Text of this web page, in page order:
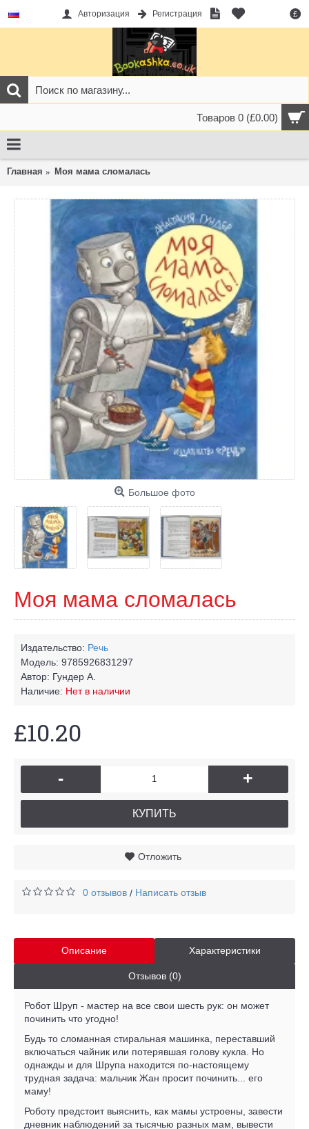
£
Авторизация Регистрация
Товаров 0 (£0.00)
Главная Моя мама сломалась
Большое фото
Моя мама сломалась
Издательство: Речь
Модель: 9785926831297
Автор: Гундер А.
Наличие: Нет в наличии
£10.20
- +
КУПИТЬ
Отложить
0 отзывов / Написать отзыв
Описание Характеристики
Отзывов (0)
Робот Шруп - мастер на все свои шесть рук: он может
починить что угодно!
Будь то сломанная стиральная машинка, переставший
включаться чайник или потерявшая голову кукла. Но
однажды и для Шрупа находится по-настоящему
трудная задача: мальчик Жан просит починить... его
маму!
Роботу предстоит выяснить, как мамы устроены, завести
дневник наблюдений за тысячью разных мам, вывести